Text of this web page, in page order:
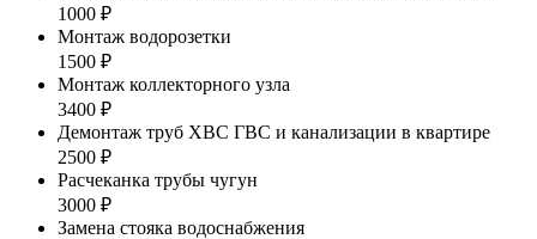
1000 ₽
Монтаж водорозетки
1500 ₽
Монтаж коллекторного узла
3400 ₽
Демонтаж труб ХВС ГВС и канализации в квартире
2500 ₽
Расчеканка трубы чугун
3000 ₽
Замена стояка водоснабжения